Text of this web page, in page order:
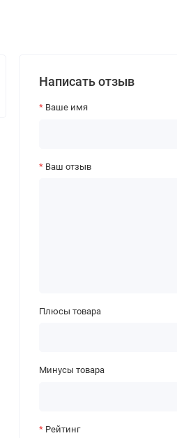
Написать отзыв
Ваше имя
Ваш отзыв
Плюсы товара
Минусы товара
Рейтинг